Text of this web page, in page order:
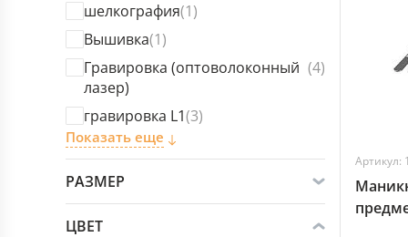
шелкография(1)
Вышивка(1)
Гравировка (оптоволоконный
лазер)
(4)
гравировка L1(3)
Показать еще
РАЗМЕР
ЦВЕТ
Артикул: